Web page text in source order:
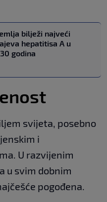
bilježi najveći
hepatitisa A u
godina
svijeta, posebno
i
U razvijenim
u svim dobnim
pogođena.